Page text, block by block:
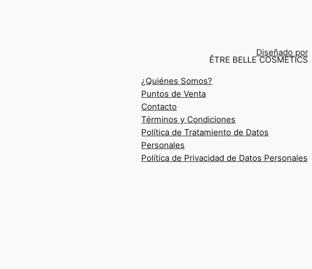
ÊTRE BELLE COSMETICS
¿Quiénes Somos?
Puntos de Venta
Contacto
Términos y Condiciones
Política de Tratamiento de Datos
Personales
Política de Privacidad de Datos Personales
Diseñado por